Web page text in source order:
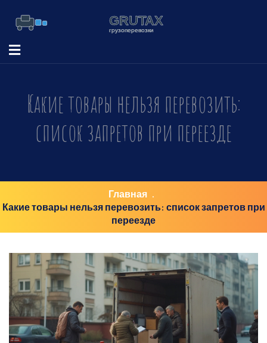
Какие товары нельзя перевозить:
список запретов при переезде
Главная
Какие товары нельзя перевозить: список запретов при
переезде